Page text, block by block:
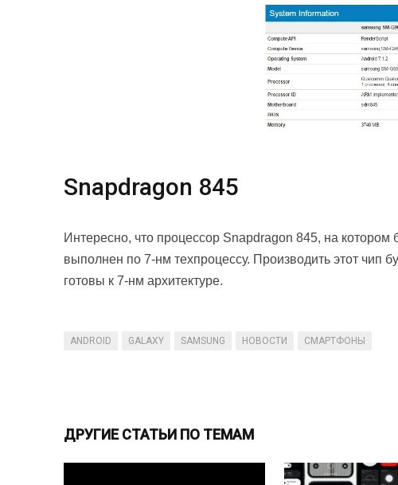
Snapdragon 845
Интересно, что процессор Snapdragon 845, на котором
выполнен по 7-нм техпроцессу. Производить этот чип
готовы к 7-нм архитектуре.
ANDROID GALAXY SAMSUNG НОВОСТИ СМАРТФОНЫ
ДРУГИЕ СТАТЬИ ПО ТЕМАМ